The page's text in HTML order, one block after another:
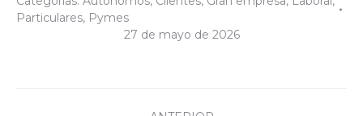
Particulares, Pymes
27 de mayo de 2026